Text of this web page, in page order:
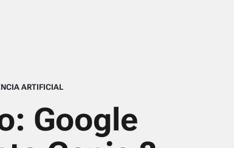
ARTIFICIAL
Google